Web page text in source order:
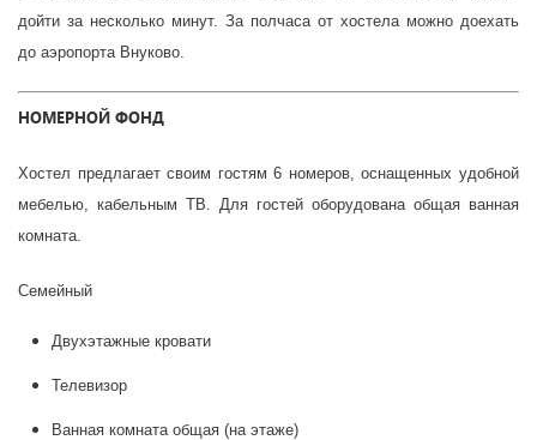
дойти за несколько минут. За полчаса от хостела можно доехать
до аэропорта Внуково.
НОМЕРНОЙ ФОНД
Хостел предлагает своим гостям 6 номеров, оснащенных удобной
мебелью, кабельным ТВ. Для гостей оборудована общая ванная
комната.
Семейный
Двухэтажные кровати
Телевизор
Ванная комната общая (на этаже)